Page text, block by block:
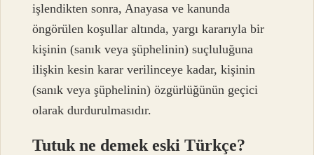
işlendikten sonra, Anayasa ve kanunda
öngörülen koşullar altında, yargı kararıyla bir
kişinin (sanık veya şüphelinin) suçluluğuna
ilişkin kesin karar verilinceye kadar, kişinin
(sanık veya şüphelinin) özgürlüğünün geçici
olarak durdurulmasıdır.
Tutuk ne demek eski Türkçe?